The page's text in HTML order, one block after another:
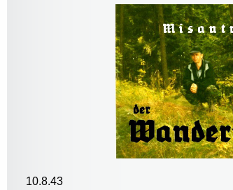
10.8.43